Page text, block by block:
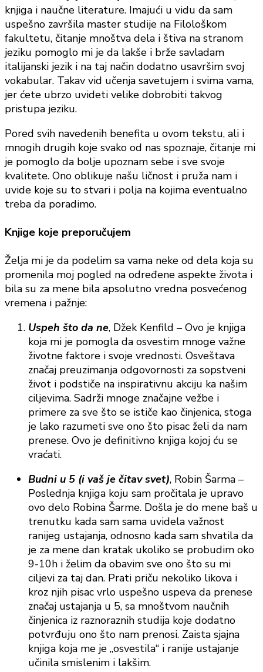
knjiga i naučne literature. Imajući u vidu da sam
uspešno završila master studije na Filološkom
fakultetu, čitanje mnoštva dela i štiva na stranom
jeziku pomoglo mi je da lakše i brže savladam
italijanski jezik i na taj način dodatno usavršim svoj
vokabular. Takav vid učenja savetujem i svima vama,
jer ćete ubrzo uvideti velike dobrobiti takvog
pristupa jeziku.
Pored svih navedenih benefita u ovom tekstu, ali i
mnogih drugih koje svako od nas spoznaje, čitanje mi
je pomoglo da bolje upoznam sebe i sve svoje
kvalitete. Ono oblikuje našu ličnost i pruža nam i
uvide koje su to stvari i polja na kojima eventualno
treba da poradimo.
Knjige koje preporučujem
Želja mi je da podelim sa vama neke od dela koja su
promenila moj pogled na određene aspekte života i
bila su za mene bila apsolutno vredna posvećenog
vremena i pažnje:
Uspeh što da ne, Džek Kenfild – Ovo je knjiga
koja mi je pomogla da osvestim mnoge važne
životne faktore i svoje vrednosti. Osveštava
značaj preuzimanja odgovornosti za sopstveni
život i podstiče na inspirativnu akciju ka našim
ciljevima. Sadrži mnoge značajne vežbe i
primere za sve što se ističe kao činjenica, stoga
je lako razumeti sve ono što pisac želi da nam
prenese. Ovo je definitivno knjiga kojoj ću se
vraćati.
Budni u 5 (i vaš je čitav svet), Robin Šarma –
Poslednja knjiga koju sam pročitala je upravo
ovo delo Robina Šarme. Došla je do mene baš u
trenutku kada sam sama uvidela važnost
ranijeg ustajanja, odnosno kada sam shvatila da
je za mene dan kratak ukoliko se probudim oko
9-10h i želim da obavim sve ono što su mi
ciljevi za taj dan. Prati priču nekoliko likova i
kroz njih pisac vrlo uspešno uspeva da prenese
značaj ustajanja u 5, sa mnoštvom naučnih
činjenica iz raznoraznih studija koje dodatno
potvrđuju ono što nam prenosi. Zaista sjajna
knjiga koja me je „osvestila“ i ranije ustajanje
učinila smislenim i lakšim.